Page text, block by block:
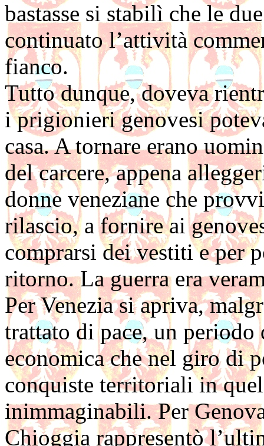
bastasse si stabilì che le
continuato l’attività
fianco.
Tutto dunque, doveva
i prigionieri genovesi
casa. A tornare erano
del carcere, appena
donne veneziane che
rilascio, a fornire ai
comprarsi dei vestiti e per
ritorno. La guerra era
Per Venezia si apriva,
trattato di pace, un
economica che nel giro di
conquiste territoriali in
inimmaginabili. Per
Chioggia rappre­sentò